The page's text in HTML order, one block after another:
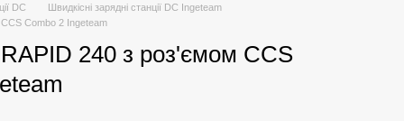
DC
Швидкісні зарядні станції DC Ingeteam
Combo 2 Ingeteam
240 з роз'ємом CCS